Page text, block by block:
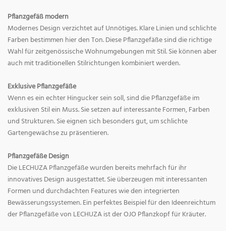
Pflanzgefäß modern
Modernes Design verzichtet auf Unnötiges. Klare Linien und schlichte
Farben bestimmen hier den Ton. Diese Pflanzgefäße sind die richtige
Wahl für zeitgenössische Wohnumgebungen mit Stil. Sie können aber
auch mit traditionellen Stilrichtungen kombiniert werden.
Exklusive Pflanzgefäße
Wenn es ein echter Hingucker sein soll, sind die Pflanzgefäße im
exklusiven Stil ein Muss. Sie setzen auf interessante Formen, Farben
und Strukturen. Sie eignen sich besonders gut, um schlichte
Gartengewächse zu präsentieren.
Pflanzgefäße Design
Die LECHUZA Pflanzgefäße wurden bereits mehrfach für ihr
innovatives Design ausgestattet. Sie überzeugen mit interessanten
Formen und durchdachten Features wie den integrierten
Bewässerungssystemen. Ein perfektes Beispiel für den Ideenreichtum
der Pflanzgefäße von LECHUZA ist der OJO Pflanzkopf für Kräuter.